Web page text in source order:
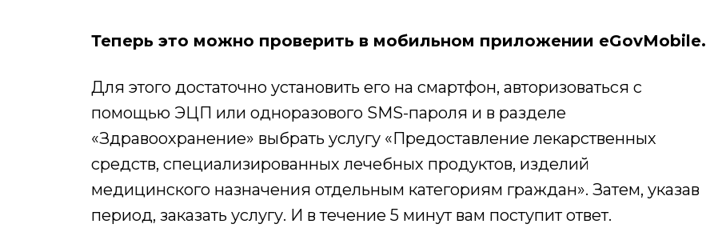
Теперь это можно проверить в мобильном приложении eGovMobile.
Для этого достаточно установить его на смартфон, авторизоваться с
помощью ЭЦП или одноразового SMS-пароля и в разделе
«Здравоохранение» выбрать услугу «Предоставление лекарственных
средств, специализированных лечебных продуктов, изделий
медицинского назначения отдельным категориям граждан». Затем, указав
период, заказать услугу. И в течение 5 минут вам поступит ответ.